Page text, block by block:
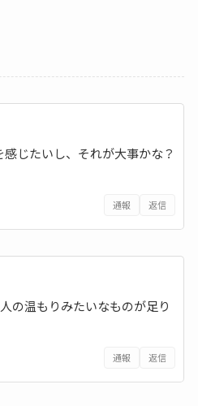
じたいし、それが大事かな？
通報 返信
の温もりみたいなものが足り
通報 返信